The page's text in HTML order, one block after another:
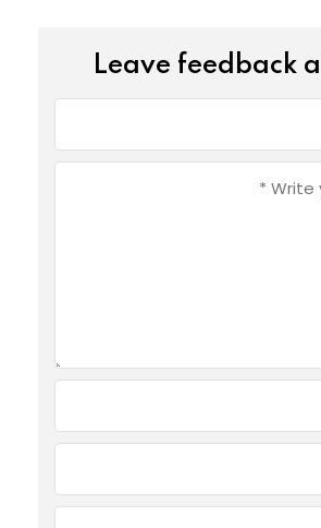
Leave feedback